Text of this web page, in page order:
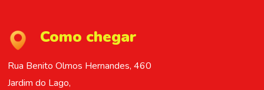
Como chegar
Rua Benito Olmos Hernandes, 460
Jardim do Lago,